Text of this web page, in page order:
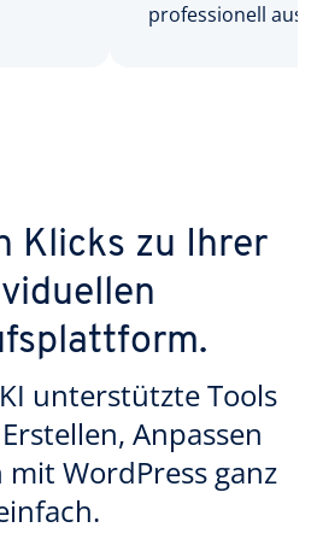
professionell aus.
Klicks zu Ihrer
unterstützte Tools
Anpassen
WordPress ganz